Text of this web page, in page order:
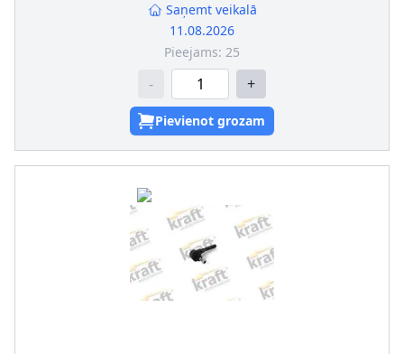
Saņemt veikalā
11.08.2026
Pieejams: 25
- +
Pievienot grozam